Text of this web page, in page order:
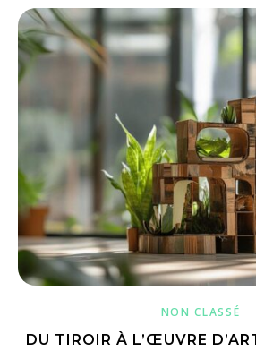
NON CLASSÉ
DU TIROIR À L’ŒUVRE